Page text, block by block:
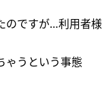
のですが…利用者様
ゃうという事態